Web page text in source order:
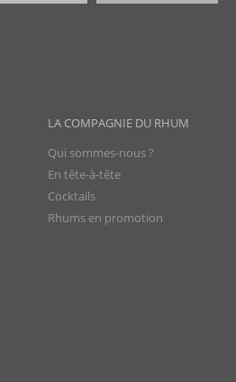
LA COMPAGNIE DU RHUM
Qui sommes-nous ?
En tête-à-tête
Cocktails
Rhums en promotion